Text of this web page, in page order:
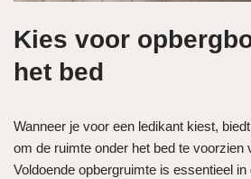
Kies voor
het bed
Wanneer je voor een ledikant kiest,
om de ruimte onder het bed te voorzien
Voldoende opbergruimte is essentieel